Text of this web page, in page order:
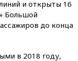
и открыты 16
Большой
до конца
в 2018 году,